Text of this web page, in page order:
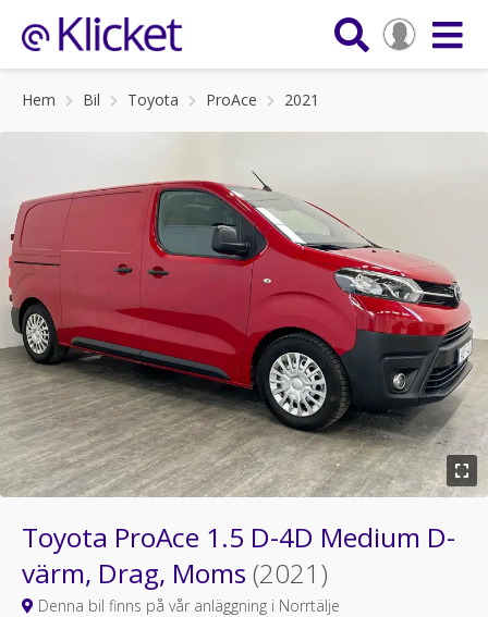
Hem Bil Toyota ProAce 2021
Toyota ProAce 1.5 D-4D Medium D-
värm, Drag, Moms (2021)
Denna bil finns på vår anläggning i Norrtälje